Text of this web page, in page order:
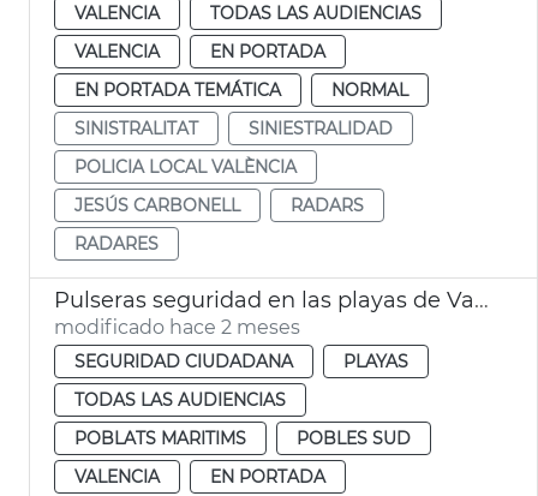
VALENCIA
TODAS LAS AUDIENCIAS
VALENCIA
EN PORTADA
EN PORTADA TEMÁTICA
NORMAL
SINISTRALITAT
SINIESTRALIDAD
POLICIA LOCAL VALÈNCIA
JESÚS CARBONELL
RADARS
RADARES
Pulseras seguridad en las playas de València
modificado hace 2 meses
SEGURIDAD CIUDADANA
PLAYAS
TODAS LAS AUDIENCIAS
POBLATS MARITIMS
POBLES SUD
VALENCIA
EN PORTADA